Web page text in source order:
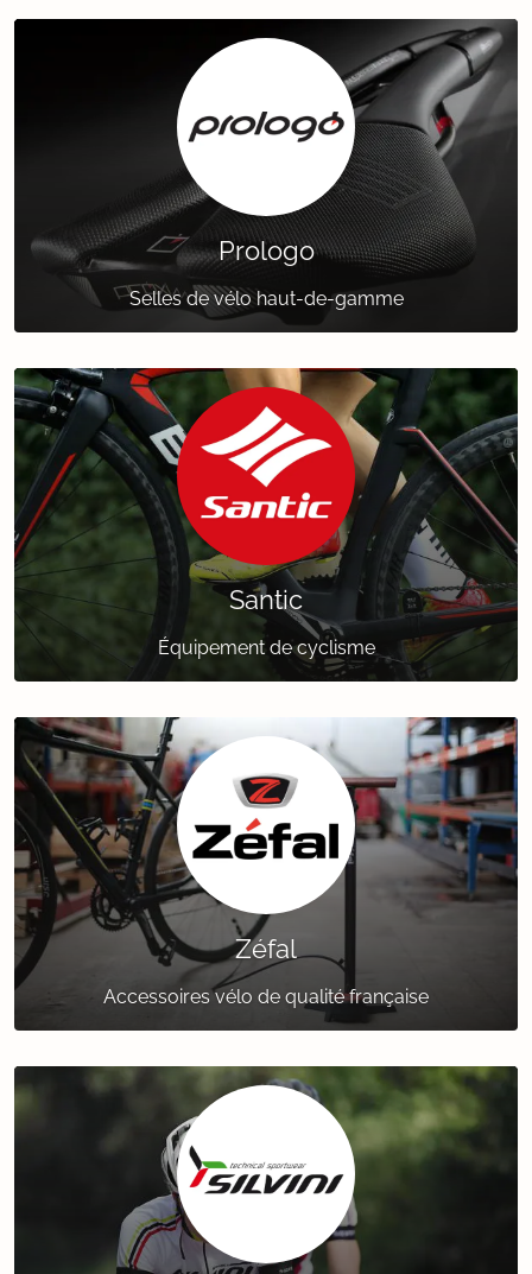
Prologo
Selles de vélo haut-de-gamme
Santic
Équipement de cyclisme
Zéfal
Accessoires vélo de qualité française